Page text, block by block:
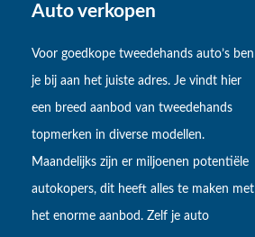
Auto verkopen
Voor goedkope tweedehands auto’s ben
je bij aan het juiste adres. Je vindt hier
een breed aanbod van tweedehands
topmerken in diverse modellen.
Maandelijks zijn er miljoenen potentiële
autokopers, dit heeft alles te maken met
het enorme aanbod. Zelf je auto